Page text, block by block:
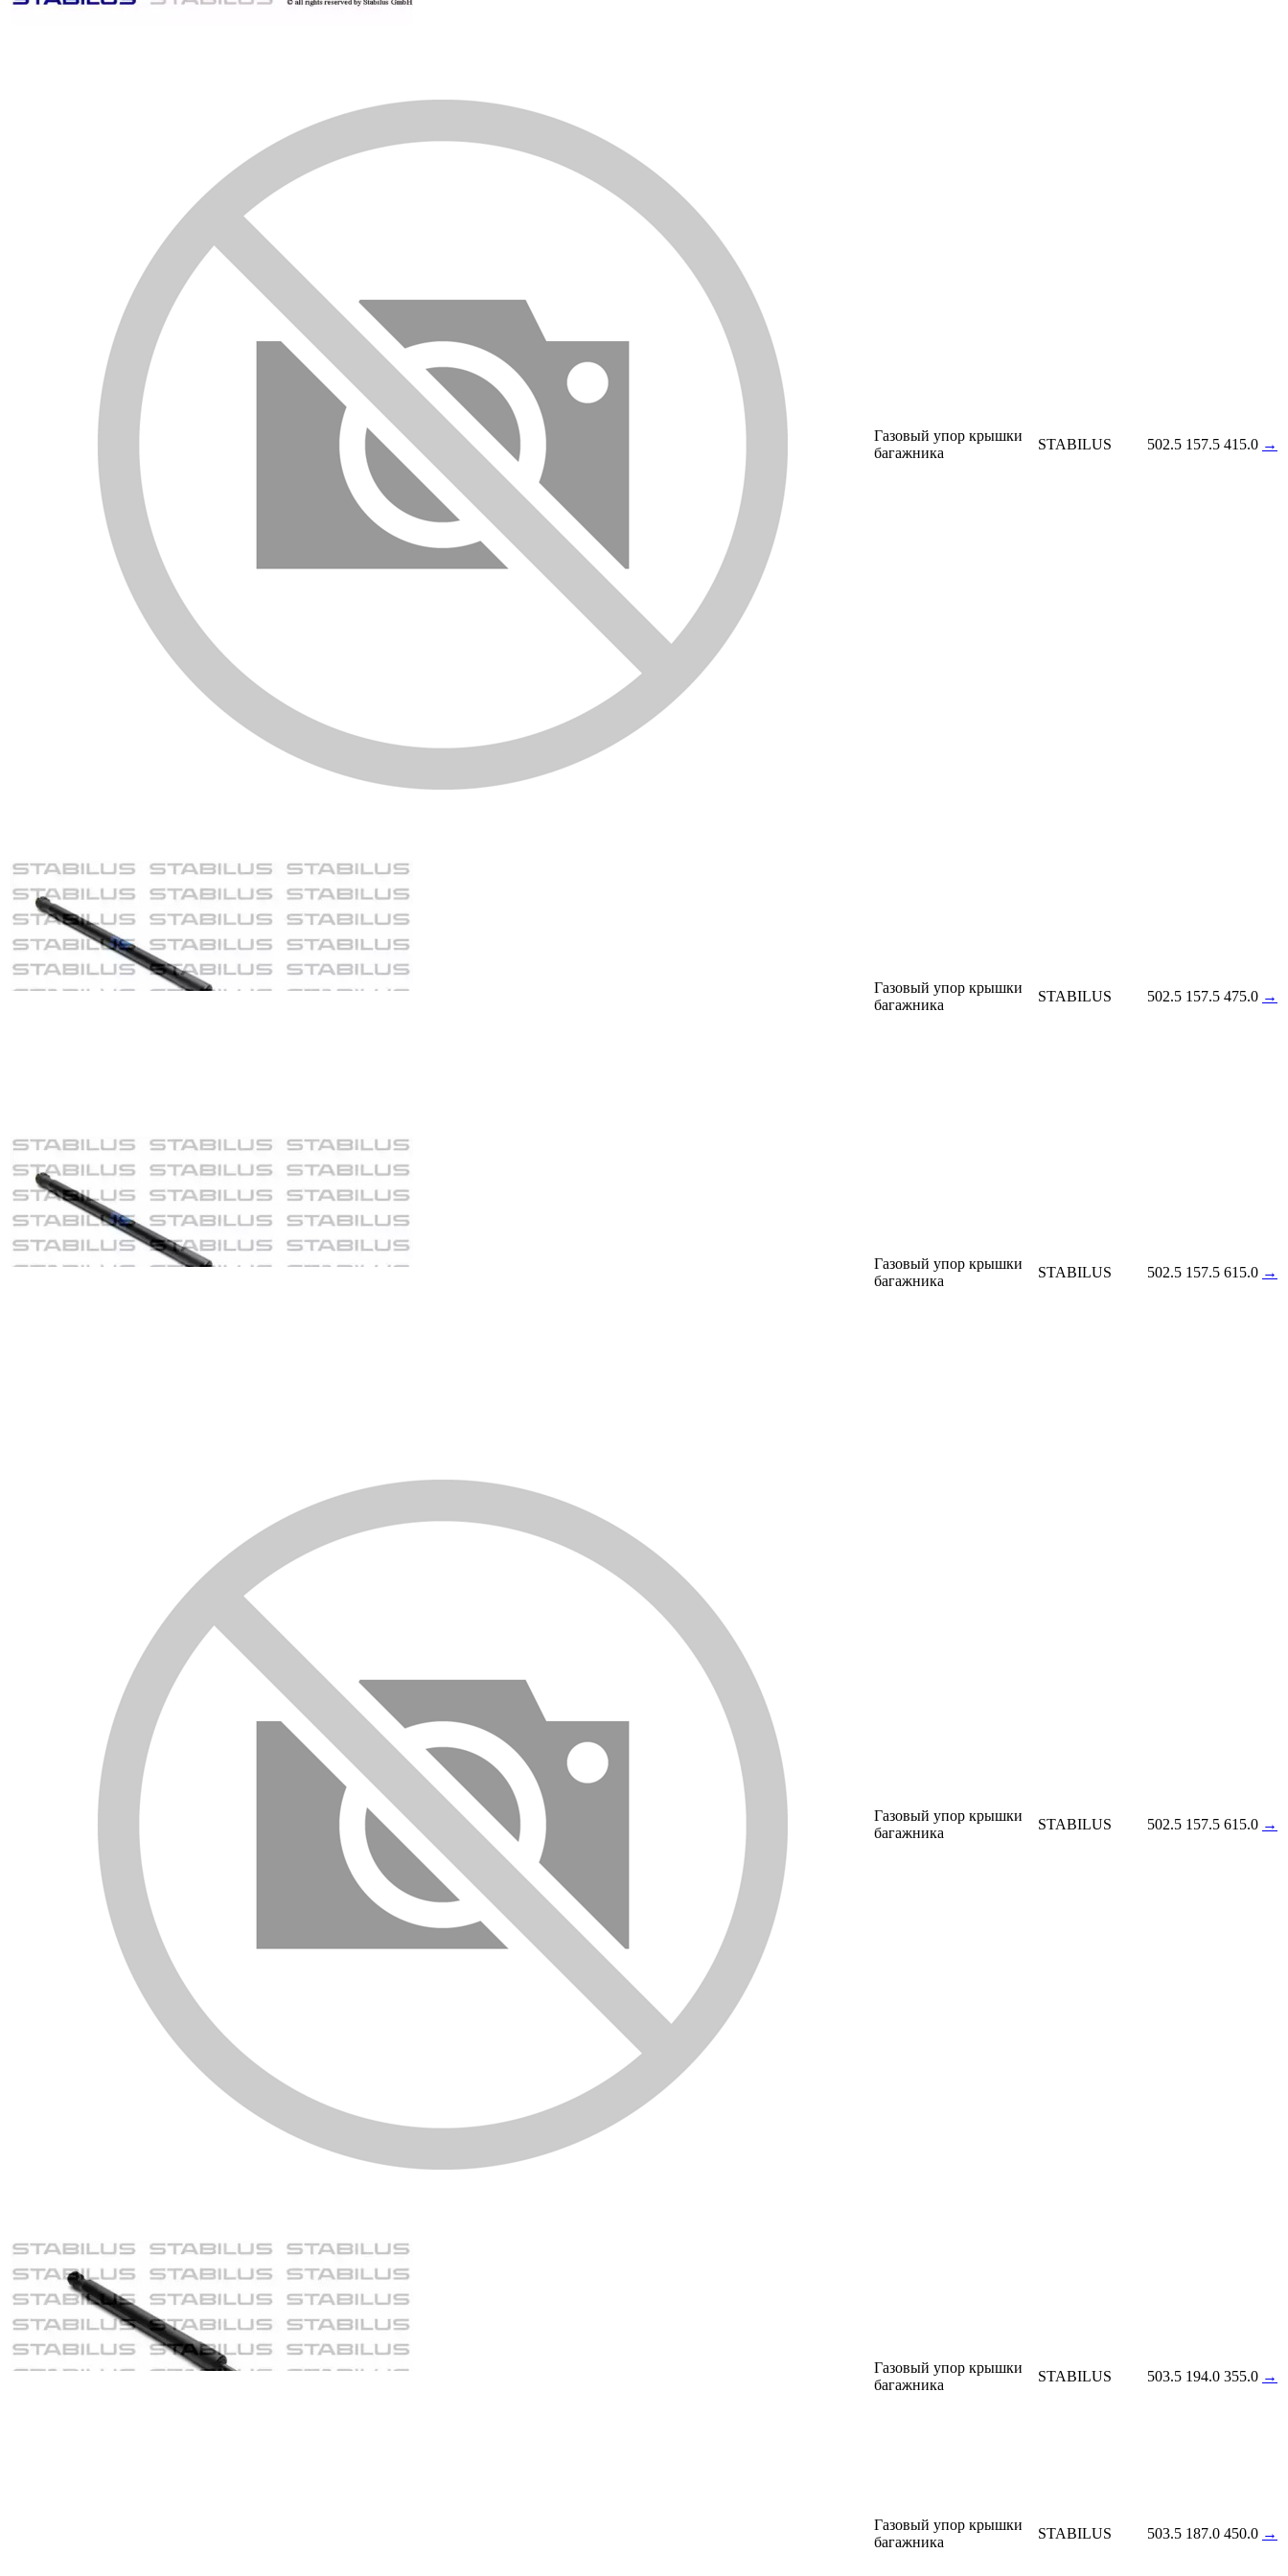
Газовый упор крышки
багажника
STABILUS 502.5 157.5 415.0 →
Газовый упор крышки
багажника
STABILUS 502.5 157.5 475.0 →
Газовый упор крышки
багажника
STABILUS 502.5 157.5 615.0 →
Газовый упор крышки
багажника
STABILUS 502.5 157.5 615.0 →
Газовый упор крышки
багажника
STABILUS 503.5 194.0 355.0 →
Газовый упор крышки
багажника
STABILUS 503.5 187.0 450.0 →